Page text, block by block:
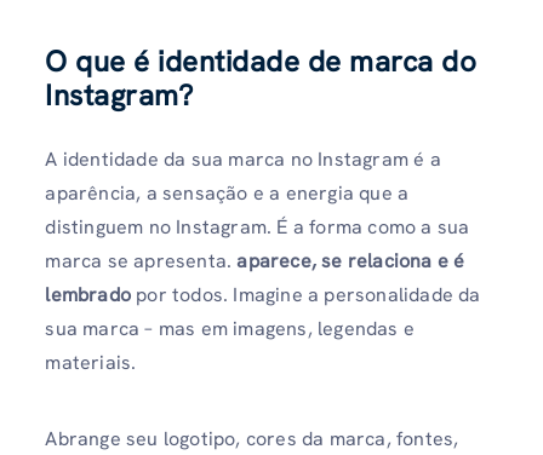
O que é identidade de marca do
Instagram?
A identidade da sua marca no Instagram é a
aparência, a sensação e a energia que a
distinguem no Instagram. É a forma como a sua
marca se apresenta.aparece, se relaciona e é
lembrado por todos. Imagine a personalidade da
sua marca – mas em imagens, legendas e
materiais.
Abrange seu logotipo, cores da marca, fontes,